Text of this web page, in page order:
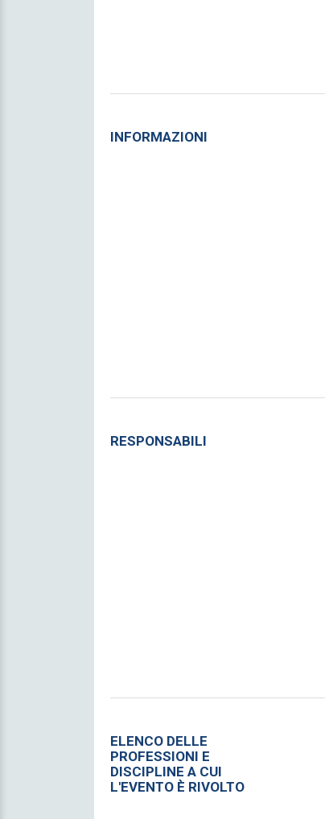
INFORMAZIONI
RESPONSABILI
ELENCO DELLE
PROFESSIONI E
DISCIPLINE A CUI
L'EVENTO È RIVOLTO